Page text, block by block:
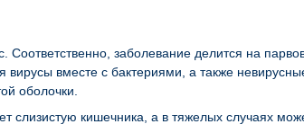
заболевание делится на
вместе с бактериями, а также
оболочки.
кишечника, а в тяжелых случаях